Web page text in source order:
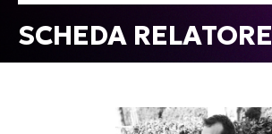
SCHEDA RELATORE